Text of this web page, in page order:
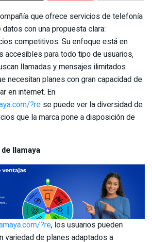
que ofrece servicios de telefonía
con una propuesta clara:
competitivos. Su enfoque está en
accesibles para todo tipo de usuarios,
llamadas y mensajes ilimitados
necesitan planes con gran capacidad de
en internet. En
?re se puede ver la diversidad de
que la marca pone a disposición de
llamaya
?re, los usuarios pueden
variedad de planes adaptados a